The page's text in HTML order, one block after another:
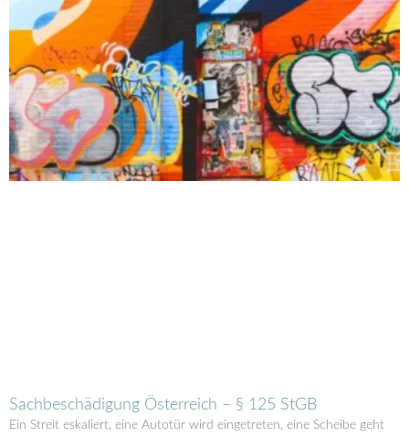
Sachbeschädigung Österreich – § 125 StGB
Ein Streit eskaliert, eine Autotür wird eingetreten, eine Scheibe geht